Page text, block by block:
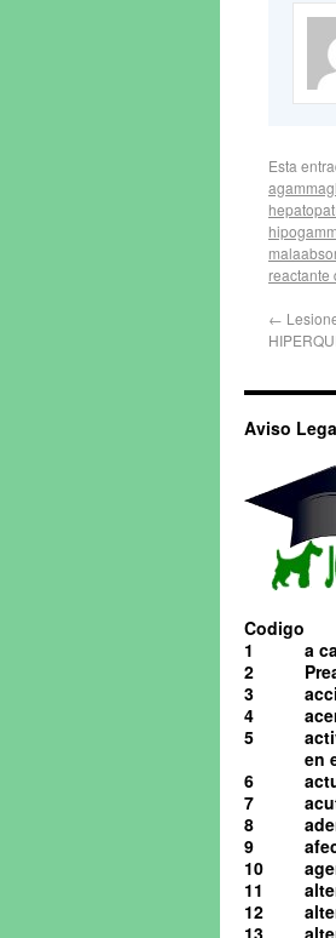
Esta
reactante
←
Aviso
Codigo
1
a
2
3
4
5
en
6
7
8
9
10
11
12
13